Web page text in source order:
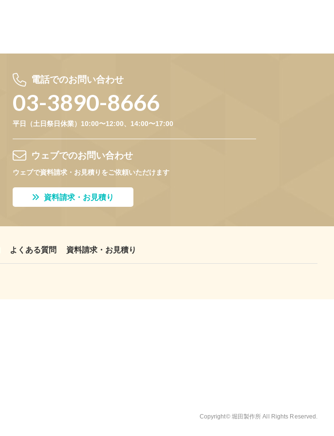
電話でのお問い合わせ
03-3890-8666
平日（土日祭日休業）10:00〜12:00、14:00〜17:00
ウェブでのお問い合わせ
ウェブで資料請求・お見積りをご依頼いただけます
資料請求・お見積り
よくある質問 資料請求・お見積り
Copyright© 堀田製作所 All Rights Reserved.